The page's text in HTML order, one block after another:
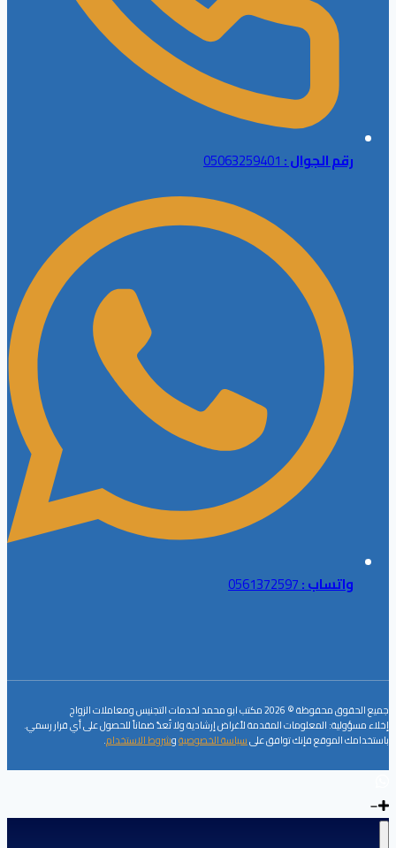
رقم الجوال :05063259401
واتساب :0561372597
جميع الحقوق محفوظة © 2026 مكتب ابو محمد لخدمات التجنيس ومعاملات الزواج
إخلاء مسؤولية: المعلومات المقدمة لأغراض إرشادية ولا تُعدّ ضماناً للحصول على أي قرار رسمي.
باستخدامك الموقع فإنك توافق علىسياسة الخصوصيةوشروط الاستخدام.